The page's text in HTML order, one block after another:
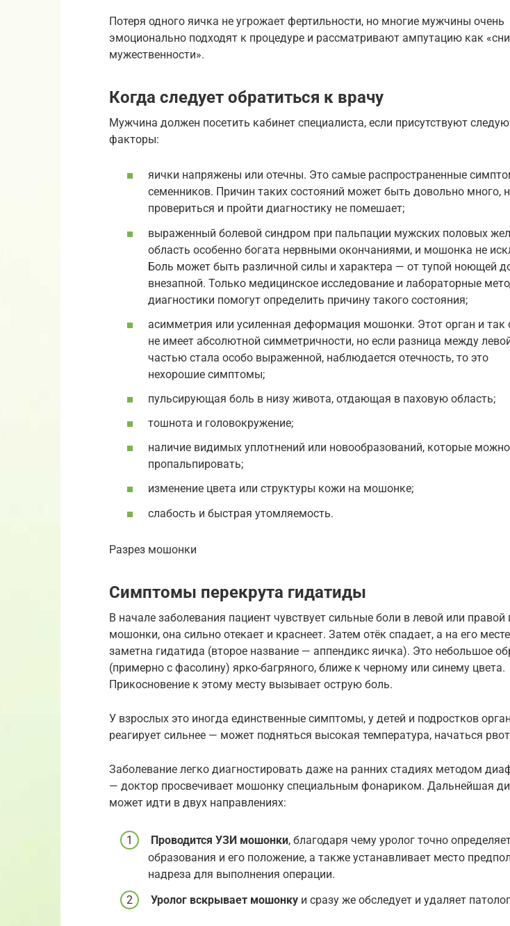
Потеря одного яичка не угрожает фертильности, но многие мужчины очень
эмоционально подходят к процедуре и рассматривают ампутацию как
мужественности».
Когда следует обратиться к врачу
Мужчина должен посетить кабинет специалиста, если присутствуют
факторы:
яички напряжены или отечны. Это самые распространенные
семенников. Причин таких состояний может быть довольно много,
провериться и пройти диагностику не помешает;
выраженный болевой синдром при пальпации мужских половых
область особенно богата нервными окончаниями, и мошонка не
Боль может быть различной силы и характера — от тупой ноющей
внезапной. Только медицинское исследование и лабораторные
диагностики помогут определить причину такого состояния;
асимметрия или усиленная деформация мошонки. Этот орган и так
не имеет абсолютной симметричности, но если разница между
частью стала особо выраженной, наблюдается отечность, то это
нехорошие симптомы;
пульсирующая боль в низу живота, отдающая в паховую область;
тошнота и головокружение;
наличие видимых уплотнений или новообразований, которые можно
пропальпировать;
изменение цвета или структуры кожи на мошонке;
слабость и быстрая утомляемость.
Разрез мошонки
Симптомы перекрута гидатиды
В начале заболевания пациент чувствует сильные боли в левой или правой
мошонки, она сильно отекает и краснеет. Затем отёк спадает, а на его
заметна гидатида (второе название — аппендикс яичка). Это небольшое
(примерно с фасолину) ярко-багряного, ближе к черному или синему цвета.
Прикосновение к этому месту вызывает острую боль.
У взрослых это иногда единственные симптомы, у детей и подростков
реагирует сильнее — может подняться высокая температура, начаться
Заболевание легко диагностировать даже на ранних стадиях методом
— доктор просвечивает мошонку специальным фонариком. Дальнейшая
может идти в двух направлениях:
Проводится УЗИ мошонки, благодаря чему уролог точно
образования и его положение, а также устанавливает место
надреза для выполнения операции.
Уролог вскрывает мошонку и сразу же обследует и удаляет